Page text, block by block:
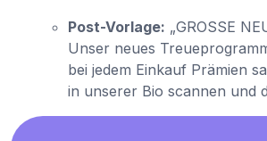
Post-Vorlage: „GROSSE
Unser neues
bei jedem Einkauf Prämien
in unserer Bio scannen und